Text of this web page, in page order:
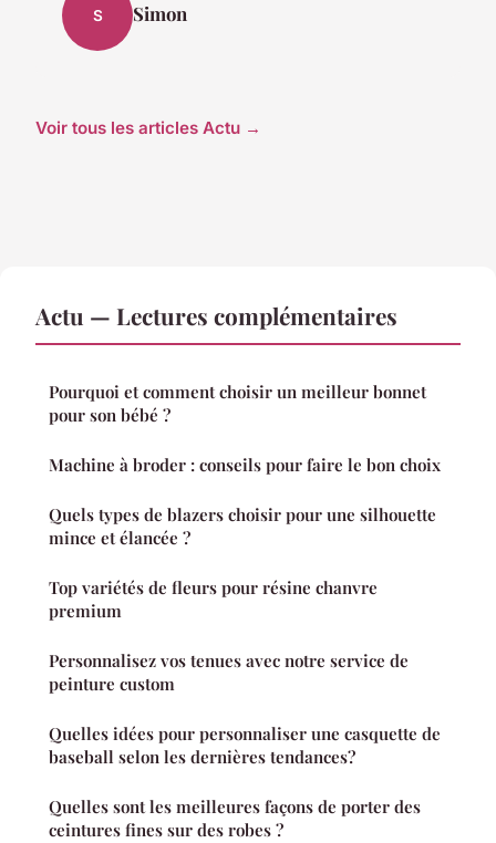
S Simon
Voir tous les articles Actu →
Actu — Lectures complémentaires
Pourquoi et comment choisir un meilleur bonnet
pour son bébé ?
Machine à broder : conseils pour faire le bon choix
Quels types de blazers choisir pour une silhouette
mince et élancée ?
Top variétés de fleurs pour résine chanvre
premium
Personnalisez vos tenues avec notre service de
peinture custom
Quelles idées pour personnaliser une casquette de
baseball selon les dernières tendances?
Quelles sont les meilleures façons de porter des
ceintures fines sur des robes ?